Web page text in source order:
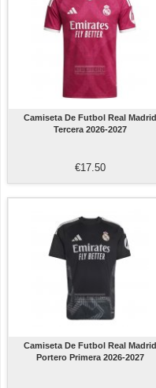
Camiseta De Futbol Real Madrid
Tercera 2026-2027
€17.50
Camiseta De Futbol Real Madrid
Portero Primera 2026-2027